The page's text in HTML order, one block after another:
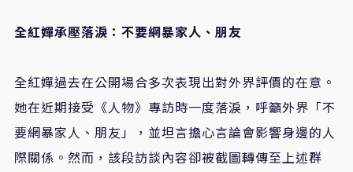
全紅嬋承壓落淚：不要網暴家人、朋友
全紅嬋過去在公開場合多次表現出對外界評價的在意。
她在近期接受《人物》專訪時一度落淚，呼籲外界「不
要網暴家人、朋友」，並坦言擔心言論會影響身邊的人
際關係。然而，該段訪談內容卻被截圖轉傳至上述群